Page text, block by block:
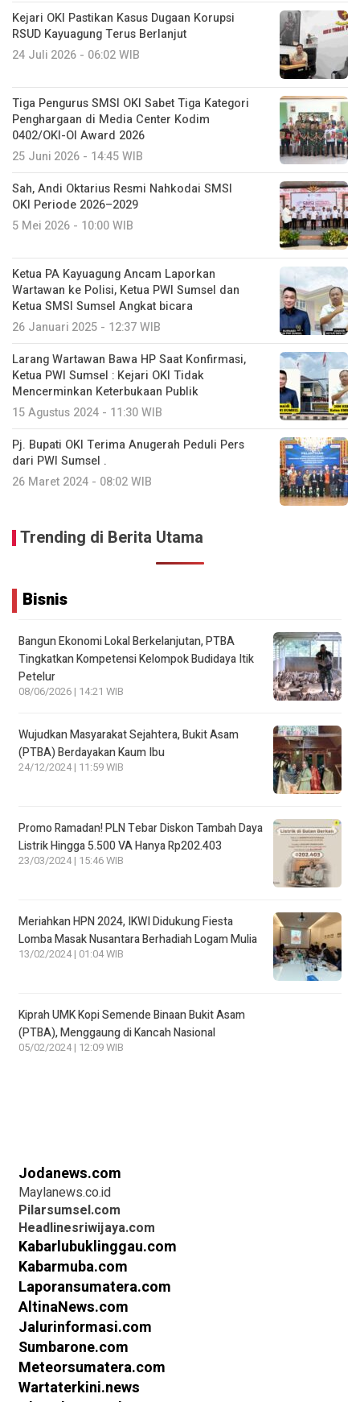
Kejari OKI Pastikan Kasus Dugaan Korupsi
RSUD Kayuagung Terus Berlanjut
24 Juli 2026 - 06:02 WIB
Tiga Pengurus SMSI OKI Sabet Tiga Kategori
Penghargaan di Media Center Kodim
0402/OKI-OI Award 2026
25 Juni 2026 - 14:45 WIB
Sah, Andi Oktarius Resmi Nahkodai SMSI
OKI Periode 2026–2029
5 Mei 2026 - 10:00 WIB
Ketua PA Kayuagung Ancam Laporkan
Wartawan ke Polisi, Ketua PWI Sumsel dan
Ketua SMSI Sumsel Angkat bicara
26 Januari 2025 - 12:37 WIB
Larang Wartawan Bawa HP Saat Konfirmasi,
Ketua PWI Sumsel : Kejari OKI Tidak
Mencerminkan Keterbukaan Publik
15 Agustus 2024 - 11:30 WIB
Pj. Bupati OKI Terima Anugerah Peduli Pers
dari PWI Sumsel .
26 Maret 2024 - 08:02 WIB
Trending di Berita Utama
Bisnis
Bangun Ekonomi Lokal Berkelanjutan, PTBA
Tingkatkan Kompetensi Kelompok Budidaya Itik
Petelur
08/06/2026 | 14:21 WIB
Wujudkan Masyarakat Sejahtera, Bukit Asam
(PTBA) Berdayakan Kaum Ibu
24/12/2024 | 11:59 WIB
Promo Ramadan! PLN Tebar Diskon Tambah Daya
Listrik Hingga 5.500 VA Hanya Rp202.403
23/03/2024 | 15:46 WIB
Meriahkan HPN 2024, IKWI Didukung Fiesta
Lomba Masak Nusantara Berhadiah Logam Mulia
13/02/2024 | 01:04 WIB
Kiprah UMK Kopi Semende Binaan Bukit Asam
(PTBA), Menggaung di Kancah Nasional
05/02/2024 | 12:09 WIB
Jodanews.com
Maylanews.co.id
Pilarsumsel.com
Headlinesriwijaya.com
Kabarlubuklinggau.com
Kabarmuba.com
Laporansumatera.com
AltinaNews.com
Jalurinformasi.com
Sumbarone.com
Meteorsumatera.com
Wartaterkini.news